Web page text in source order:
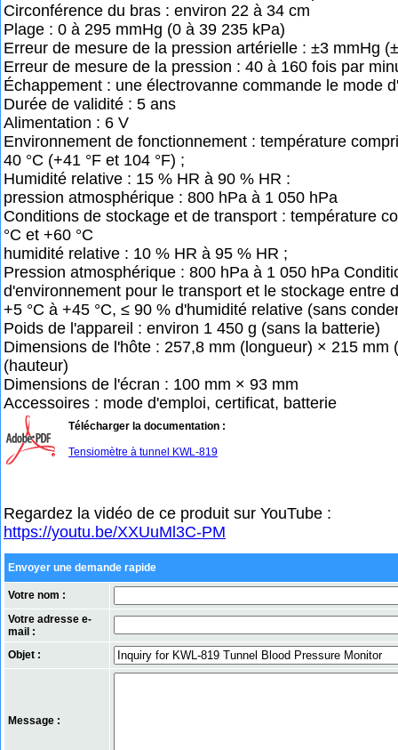
Circonférence du bras : environ 22 à 34 cm
Plage : 0 à 295 mmHg (0 à 39 235 kPa)
Erreur de mesure de la pression artérielle : ±3 mmHg
Erreur de mesure de la pression : 40 à 160 fois par
Échappement : une électrovanne commande le mode
Durée de validité : 5 ans
Alimentation : 6 V
Environnement de fonctionnement : température
40 °C (+41 °F et 104 °F) ;
Humidité relative : 15 % HR à 90 % HR :
pression atmosphérique : 800 hPa à 1 050 hPa
Conditions de stockage et de transport : température
°C et +60 °C
humidité relative : 10 % HR à 95 % HR ;
Pression atmosphérique : 800 hPa à 1 050 hPa
d'environnement pour le transport et le stockage entre
+5 °C à +45 °C, ≤ 90 % d'humidité relative (sans
Poids de l'appareil : environ 1 450 g (sans la batterie)
Dimensions de l'hôte : 257,8 mm (longueur) × 215 mm
(hauteur)
Dimensions de l'écran : 100 mm × 93 mm
Accessoires : mode d'emploi, certificat, batterie
Télécharger la documentation :
Tensiomètre à tunnel KWL-819
Regardez la vidéo de ce produit sur YouTube :
https://youtu.be/XXUuMl3C-PM
Envoyer une demande rapide
Votre nom :
Votre adresse e-
mail :
Objet :
Message :